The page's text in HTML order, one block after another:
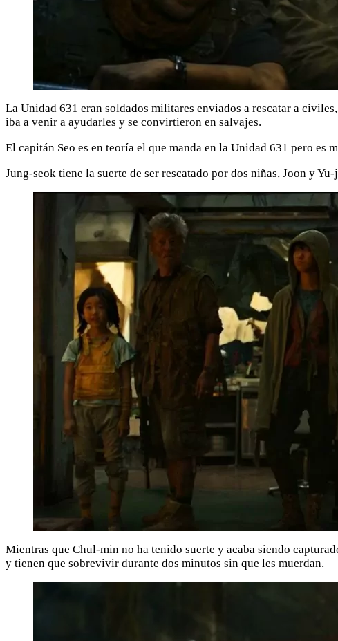
La Unidad 631 eran soldados militares enviados a rescatar a
iba a venir a ayudarles y se convirtieron en salvajes.
El capitán Seo es en teoría el que manda en la Unidad 631 pero
Jung-seok tiene la suerte de ser rescatado por dos niñas, Joon y
Mientras que Chul-min no ha tenido suerte y acaba siendo
y tienen que sobrevivir durante dos minutos sin que les muerdan.